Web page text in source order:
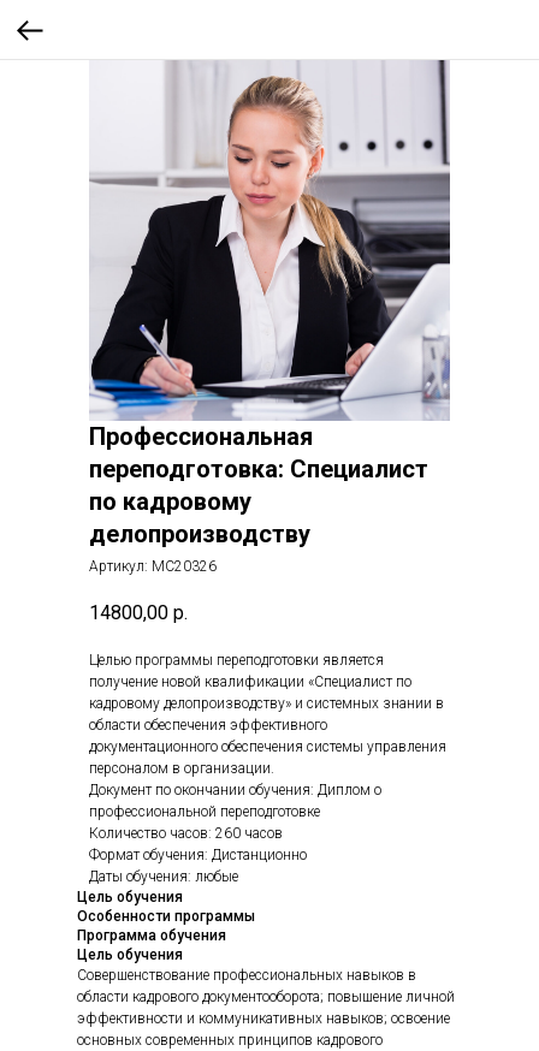
Профессиональная
переподготовка: Специалист
по кадровому
делопроизводству
Артикул: МС20326
14800,00 р.
Целью программы переподготовки является
получение новой квалификации «Специалист по
кадровому делопроизводству» и системных знании в
области обеспечения эффективного
документационного обеспечения системы управления
персоналом в организации.
Документ по окончании обучения: Диплом о
профессиональной переподготовке
Количество часов: 260 часов
Формат обучения: Дистанционно
Даты обучения: любые
Цель обучения
Особенности программы
Программа обучения
Цель обучения
Совершенствование профессиональных навыков в
области кадрового документооборота; повышение личной
эффективности и коммуникативных навыков; освоение
основных современных принципов кадрового